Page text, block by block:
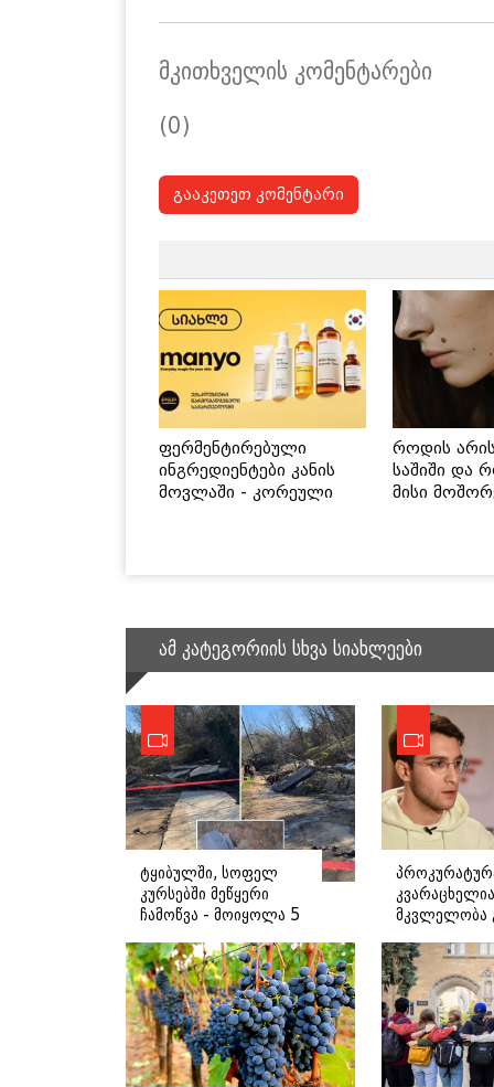
მკითხველის კომენტარები
(0)
გააკეთეთ კომენტარი
ფერმენტირებული
ინგრედიენტები კანის
მოვლაში - კორეული
როდის
საშიში და
მისი
ამ კატეგორიის სხვა სიახლეები
ტყიბულში, სოფელ
კურსებში მეწყერი
ჩამოწვა - მოიყოლა 5
ევაკუირებულია 38
ოჯახი: დეტალები
მკვლელობა
ვაჟი, ბუსა
ფიგურირებს:
დეტალები